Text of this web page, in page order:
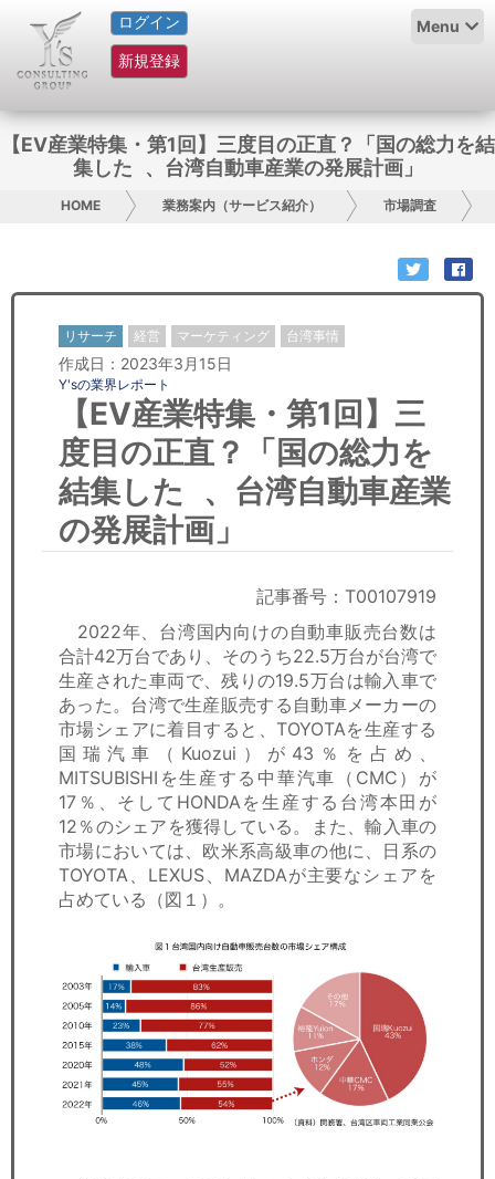
ログイン
新規登録
Menu
HOME
サービス紹介
コラム
グループ概要
お問い合わせ
日本人にPR
コンサルティング
リサーチ
セミナー
経済ニュース
ＩＴ
飲食店情報
【EV産業特集・第1回】三度目の正直？「国の総力を結
集した 、台湾自動車産業の発展計画」
HOME 業務案内（サービス紹介） 市場調査
リサーチ 経営 マーケティング 台湾事情
作成日：2023年3月15日
Y'sの業界レポート
【EV産業特集・第1回】三
度目の正直？「国の総力を
結集した 、台湾自動車産業
の発展計画」
記事番号：T00107919
2022年、台湾国内向けの自動車販売台数は
合計42万台であり、そのうち22.5万台が台湾で
生産された車両で、残りの19.5万台は輸入車で
あった。台湾で生産販売する自動車メーカーの
市場シェアに着目すると、TOYOTAを生産する
国瑞汽車（Kuozui）が43％を占め、
MITSUBISHIを生産する中華汽車（CMC）が
17％、そしてHONDAを生産する台湾本田が
12％のシェアを獲得している。また、輸入車の
市場においては、欧米系高級車の他に、日系の
TOYOTA、LEXUS、MAZDAが主要なシェアを
占めている（図１）。